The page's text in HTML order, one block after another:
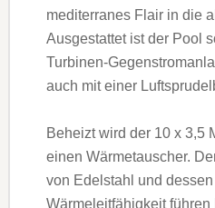
mediterranes Flair in die
Ausgestattet ist der Pool
Turbinen-
auch mit einer
Beheizt wird der 10 x 3,5
einen Wärmetauscher.
von Edelstahl und
Wärmeleitfähigkeit führen